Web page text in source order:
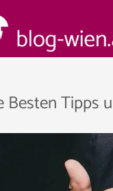
Besten Tipps